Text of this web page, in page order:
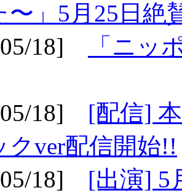
〜」5月25日絶
18]
「ニッ
18] [配信]
クver配信開始!!
18] [出演] 5